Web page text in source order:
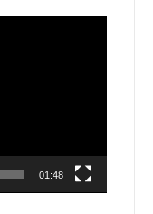
01:48